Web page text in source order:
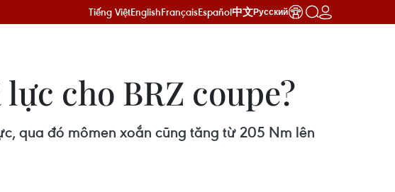
Tiếng ViệtEnglishFrançaisEspañol中文Русский
cho BRZ coupe?
qua đó mômen xoắn cũng tăng từ 205 Nm lên